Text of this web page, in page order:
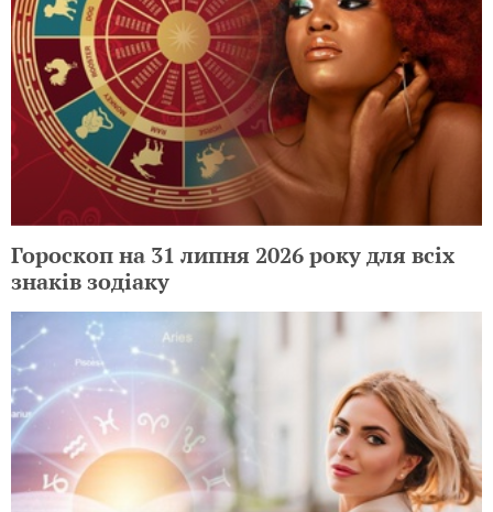
Гороскоп на 31 липня 2026 року для всіх
знаків зодіаку